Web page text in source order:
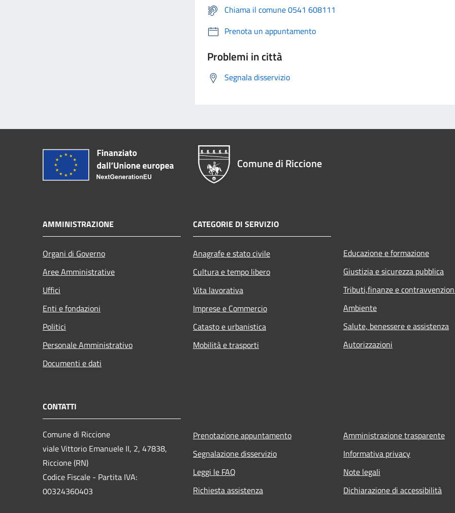
Chiama il comune 0541 608111
Prenota un appuntamento
Problemi in città
Segnala disservizio
Comune di Riccione
AMMINISTRAZIONE
Organi di Governo
Aree Amministrative
Uffici
Enti e fondazioni
Politici
Personale Amministrativo
Documenti e dati
CATEGORIE DI SERVIZIO
Anagrafe e stato civile
Cultura e tempo libero
Vita lavorativa
Imprese e Commercio
Catasto e urbanistica
Mobilità e trasporti
Educazione e formazione
Giustizia e sicurezza pubblica
Tributi,finanze e
Ambiente
Salute, benessere e assistenza
Autorizzazioni
CONTATTI
Comune di Riccione
viale Vittorio Emanuele II, 2, 47838,
Riccione (RN)
Codice Fiscale - Partita IVA:
00324360403
Prenotazione appuntamento
Segnalazione disservizio
Leggi le FAQ
Richiesta assistenza
Amministrazione trasparente
Informativa privacy
Note legali
Dichiarazione di accessibilità